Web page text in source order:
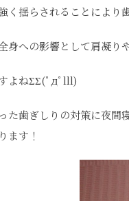
く揺らされることにより
身への影響として肩凝り
よねΣΣ(ﾟдﾟlll)
た歯ぎしりの対策に夜間
ます！